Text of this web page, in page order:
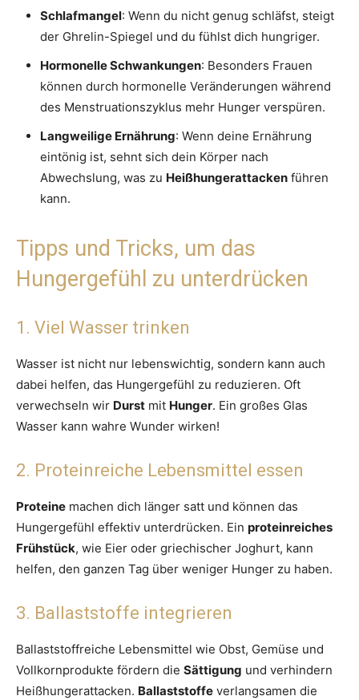
Schlafmangel: Wenn du nicht genug schläfst, steigt
der Ghrelin-Spiegel und du fühlst dich hungriger.
Hormonelle Schwankungen: Besonders Frauen
können durch hormonelle Veränderungen während
des Menstruationszyklus mehr Hunger verspüren.
Langweilige Ernährung: Wenn deine Ernährung
eintönig ist, sehnt sich dein Körper nach
Abwechslung, was zu Heißhungerattacken führen
kann.
Tipps und Tricks, um das
Hungergefühl zu unterdrücken
1. Viel Wasser trinken
Wasser ist nicht nur lebenswichtig, sondern kann auch
dabei helfen, das Hungergefühl zu reduzieren. Oft
verwechseln wir Durst mit Hunger. Ein großes Glas
Wasser kann wahre Wunder wirken!
2. Proteinreiche Lebensmittel essen
Proteine machen dich länger satt und können das
Hungergefühl effektiv unterdrücken. Ein proteinreiches
Frühstück, wie Eier oder griechischer Joghurt, kann
helfen, den ganzen Tag über weniger Hunger zu haben.
3. Ballaststoffe integrieren
Ballaststoffreiche Lebensmittel wie Obst, Gemüse und
Vollkornprodukte fördern die Sättigung und verhindern
Heißhungerattacken. Ballaststoffe verlangsamen die